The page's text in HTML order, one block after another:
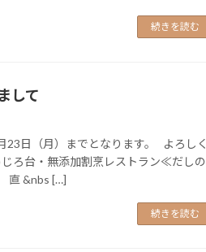
続きを読む
して
23日（月）までとなります。 よろしく
ろ台・無添加割烹レストラン≪だしの
&nbs […]
続きを読む